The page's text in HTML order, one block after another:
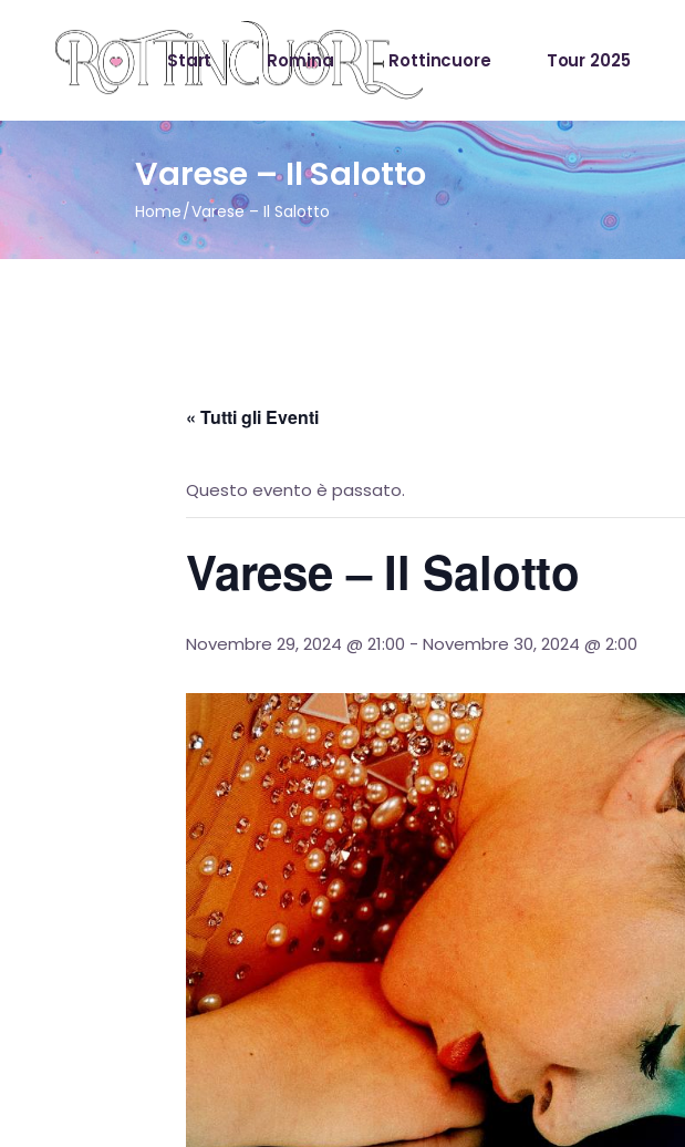
Start Romina Rottincuore Tour 2025
Varese – Il Salotto
Home Varese – Il Salotto
« Tutti gli Eventi
Questo evento è passato.
Varese – Il Salotto
Novembre 29, 2024 @ 21:00 - Novembre 30, 2024 @ 2:00